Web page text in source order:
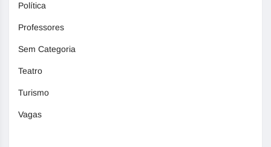
Política
Professores
Sem Categoria
Teatro
Turismo
Vagas